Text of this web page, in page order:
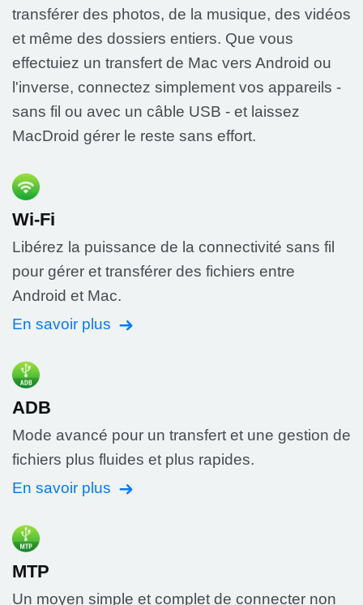
transférer des photos, de la musique, des vidéos
et même des dossiers entiers. Que vous
effectuiez un transfert de Mac vers Android ou
l'inverse, connectez simplement vos appareils -
sans fil ou avec un câble USB - et laissez
MacDroid gérer le reste sans effort.
Wi-Fi
Libérez la puissance de la connectivité sans fil
pour gérer et transférer des fichiers entre
Android et Mac.
En savoir plus
ADB
Mode avancé pour un transfert et une gestion de
fichiers plus fluides et plus rapides.
En savoir plus
MTP
Un moyen simple et complet de connecter non